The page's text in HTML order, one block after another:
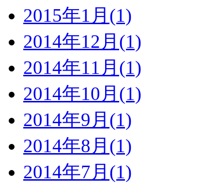
2015年1月(1)
2014年12月(1)
2014年11月(1)
2014年10月(1)
2014年9月(1)
2014年8月(1)
2014年7月(1)